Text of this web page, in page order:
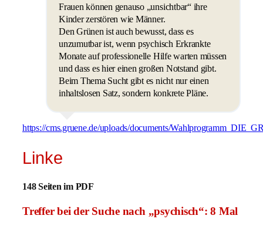
Frauen können genauso „unsichtbar“ ihre
Kinder zerstören wie Männer.
Den Grünen ist auch bewusst, dass es
unzumutbar ist, wenn psychisch Erkrankte
Monate auf professionelle Hilfe warten müssen
und dass es hier einen großen Notstand gibt.
Beim Thema Sucht gibt es nicht nur einen
inhaltslosen Satz, sondern konkrete Pläne.
https://cms.gruene.de/uploads/documents/
Linke
148 Seiten im PDF
Treffer bei der Suche nach „psychisch“: 8 Mal